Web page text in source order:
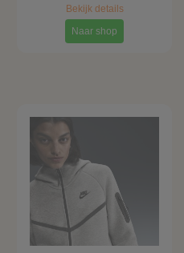
Bekijk details
Naar shop